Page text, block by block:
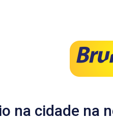
na cidade na